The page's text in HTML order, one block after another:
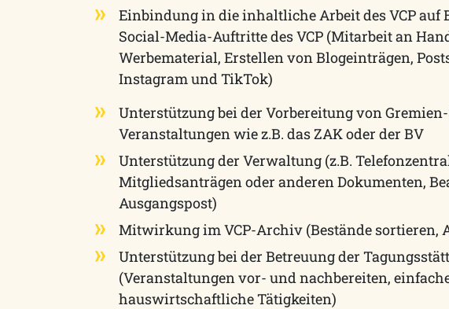
Einbindung in die inhaltliche Arbeit des VCP auf
Social-Media-Auftritte des VCP (Mitarbeit an
Werbematerial, Erstellen von Blogeinträgen,
Instagram und TikTok)
Unterstützung bei der Vorbereitung von
Veranstaltungen wie z.B. das ZAK oder der BV
Unterstützung der Verwaltung (z.B.
Mitgliedsanträgen oder anderen Dokumenten,
Ausgangspost)
Mitwirkung im VCP-Archiv (Bestände sortieren,
Unterstützung bei der Betreuung der
(Veranstaltungen vor- und nachbereiten,
hauswirtschaftliche Tätigkeiten)